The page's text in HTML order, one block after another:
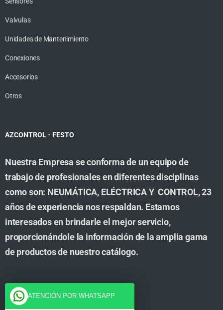
Valvulas
Unidades de Mantenimiento
Conexiones
Accesorios
Otros
AZCONTROL - FESTO
Nuestra Empresa se conforma de un equipo de
trabajo de profesionales en diferentes disciplinas
como son: NEUMÁTICA, ELÉCTRICA Y CONTROL, 23
años de experiencia nos respaldan. Estamos
interesados en brindarle el mejor servicio,
proporcionándole la información de la amplia gama
de productos de nuestro catálogo.
CuentaATENCIÓN POR WHATSAPP